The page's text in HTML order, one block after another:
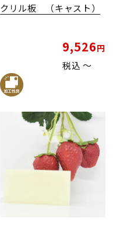
クリル板 （キャスト）
9,526
税込 〜